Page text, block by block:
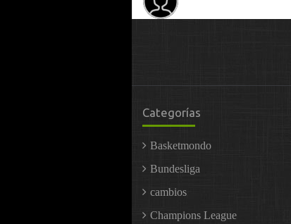
Categorías
Basketmondo
Bundesliga
cambios
Champions League